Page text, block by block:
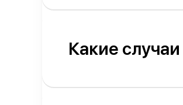
Какие